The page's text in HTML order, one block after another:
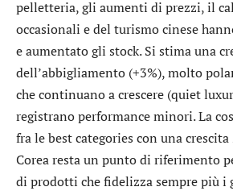
pelletteria, gli aumenti di prezzi, il
occasionali e del turismo cinese
e aumentato gli stock. Si stima una
dell’abbigliamento (+3%), molto
che continuano a crescere (quiet
registrano performance minori. La
fra le best categories con una
Corea resta un punto di riferimento
di prodotti che fidelizza sempre più i